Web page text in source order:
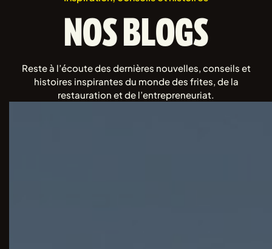
NOS BLOGS
Reste à l’écoute des dernières nouvelles, conseils et
histoires inspirantes du monde des frites, de la
restauration et de l’entrepreneuriat.